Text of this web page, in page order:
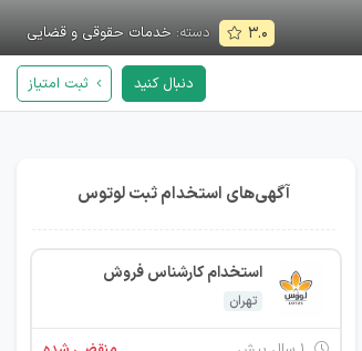
۳.۰ دسته: خدمات حقوقی و قضایی
دنبال کنید ثبت امتیاز
آگهی‌های استخدام ثبت لوتوس
استخدام کارشناس فروش
تهران